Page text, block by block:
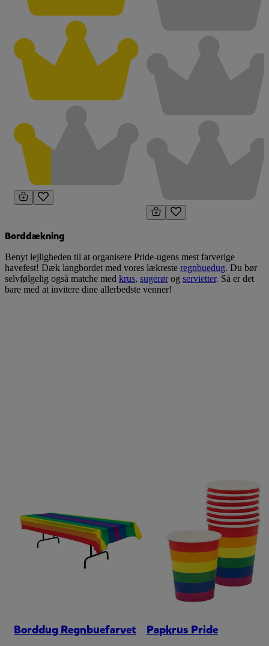
Borddækning
Benyt lejligheden til at organisere Pride-ugens mest farverige
havefest! Dæk langbordet med vores lækreste regnbuedug. Du bør
selvfølgelig også matche med krus, sugerørog servietter. Så er det
bare med at invitere dine allerbedste venner!
Borddug Regnbuefarvet Papkrus Pride